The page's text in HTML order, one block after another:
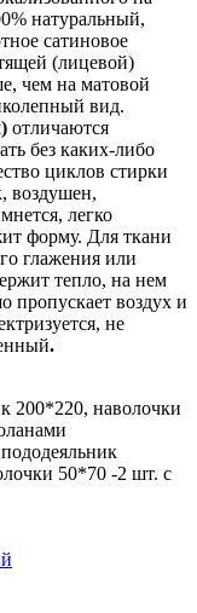
натуральный,
сатиновое
(лицевой)
чем на матовой
вид.
отличаются
без каких-либо
циклов стирки
воздушен,
легко
форму. Для ткани
глажения или
тепло, на нем
пропускает воздух и
не
.
200*220, наволочки
50*70 -2 шт. с